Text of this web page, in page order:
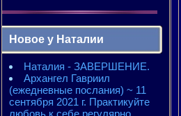
2010 - энергии месяцев
2010 - ЭНЕРГИИ года
2011 - энергии месяцев
2011 - ЭНЕРГИИ года
2012 - энергии месяцев
2012 - ЭНЕРГИИ года
2013 - энергии месяцев
2013 - ЭНЕРГИИ года
Новое у Наталии
Наталия - ЗАВЕРШЕНИЕ.
Архангел Гавриил
(ежедневные послания) ~ 11
сентября 2021 г. Практикуйте
любовь к себе регулярно